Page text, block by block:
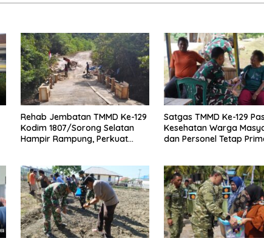
Rehab Jembatan TMMD Ke-129
Kodim 1807/Sorong Selatan
Hampir Rampung, Perkuat
Sesor
Satgas TMMD Ke-129
Kesehatan Warga
dan Personel Tetap